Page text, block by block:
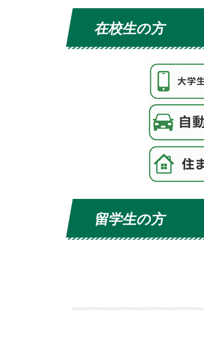
在校生の方
留学生の方